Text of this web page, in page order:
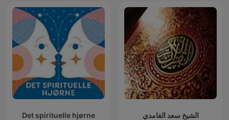
Det spirituelle hjørne الشيخ سعد الغامدي